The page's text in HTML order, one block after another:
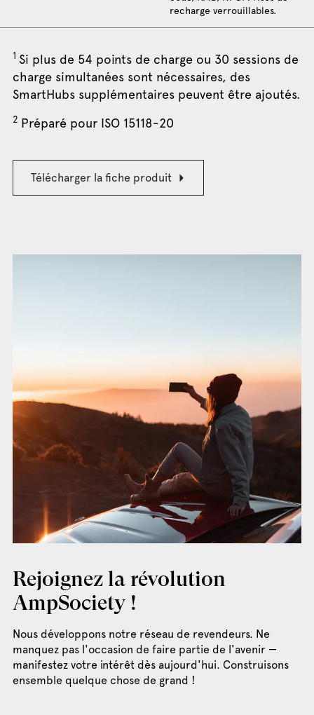
recharge verrouillables.
1 Si plus de 54 points de charge ou 30 sessions de
charge simultanées sont nécessaires, des
SmartHubs supplémentaires peuvent être ajoutés.
2 Préparé pour ISO 15118-20
Télécharger la fiche produit
Rejoignez la révolution
AmpSociety !
Nous développons notre réseau de revendeurs. Ne
manquez pas l'occasion de faire partie de l'avenir —
manifestez votre intérêt dès aujourd'hui. Construisons
ensemble quelque chose de grand !